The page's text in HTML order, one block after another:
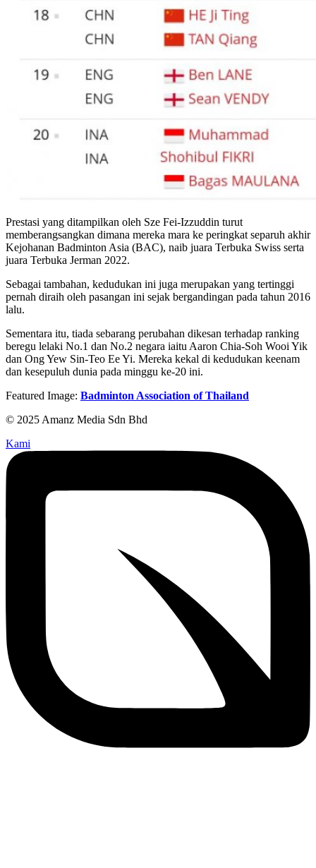
Prestasi yang ditampilkan oleh Sze Fei-Izzuddin turut
memberangsangkan dimana mereka mara ke peringkat separuh akhir
Kejohanan Badminton Asia (BAC), naib juara Terbuka Swiss serta
juara Terbuka Jerman 2022.
Sebagai tambahan, kedudukan ini juga merupakan yang tertinggi
pernah diraih oleh pasangan ini sejak bergandingan pada tahun 2016
lalu.
Sementara itu, tiada sebarang perubahan dikesan terhadap ranking
beregu lelaki No.1 dan No.2 negara iaitu Aaron Chia-Soh Wooi Yik
dan Ong Yew Sin-Teo Ee Yi. Mereka kekal di kedudukan keenam
dan kesepuluh dunia pada minggu ke-20 ini.
Featured Image: Badminton Association of Thailand
© 2025 Amanz Media Sdn Bhd
Kami